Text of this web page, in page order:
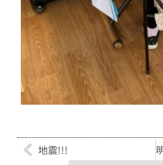
地震!!!